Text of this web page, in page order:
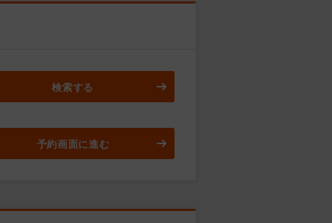
検索する
予約画面に進む